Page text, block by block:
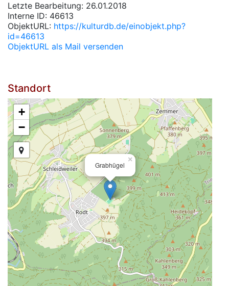
Letzte Bearbeitung: 26.01.2018
Interne ID: 46613
ObjektURL: https://kulturdb.de/einobjekt.php?
id=46613
ObjektURL als Mail versenden
Standort
Grabhügel
×
+
−